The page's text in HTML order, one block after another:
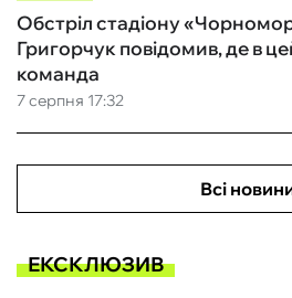
7 серпня 17:32
Обстріл стадіону
Григорчук повідомив, де в
команда
Всі
ЕКСКЛЮЗИВ